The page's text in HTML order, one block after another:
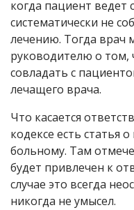
когда пациент ведет
систематически не
лечению. Тогда врач
руководителю о
совладать с
лечащего врача.
Что касается
кодексе есть статья
больному. Там
будет привлечен к
случае это всегда
никогда не умысел.